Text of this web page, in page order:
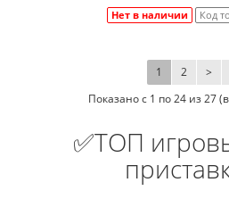
Нет в наличии Код
1 2 >
Показано с 1 по 24 из 27
✅ТОП